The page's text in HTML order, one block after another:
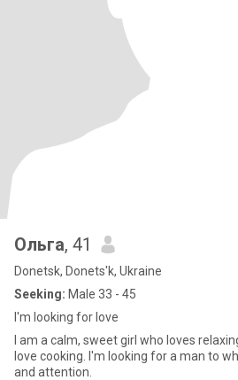
Ольга, 41
Donetsk, Donets'k, Ukraine
Seeking: Male 33 - 45
I'm looking for love
I am a calm, sweet girl who loves
love cooking. I'm looking for a man to
and attention.